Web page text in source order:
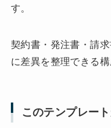
す。
契約書・発注書・請
に差異を整理できる構
このテンプレー